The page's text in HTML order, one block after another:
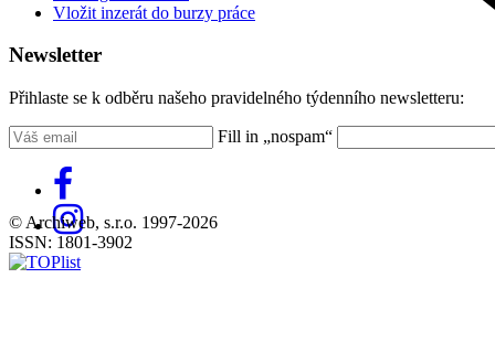
Vložit inzerát do burzy práce
Newsletter
Přihlaste se k odběru našeho pravidelného týdenního newsletteru:
Fill in „nospam“
© Archiweb, s.r.o. 1997-2026
ISSN: 1801-3902